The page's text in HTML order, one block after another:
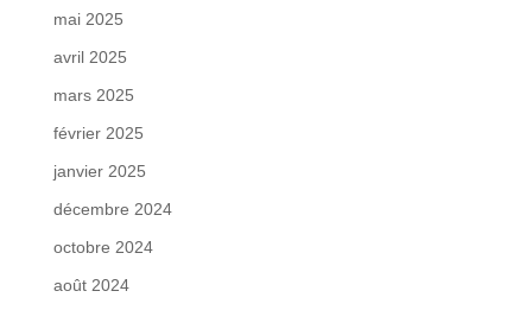
mai 2025
avril 2025
mars 2025
février 2025
janvier 2025
décembre 2024
octobre 2024
août 2024